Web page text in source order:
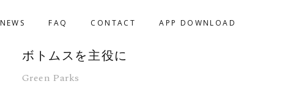
NEWS FAQ CONTACT APP DOWNLOAD
ボトムスを主役に
Green Parks